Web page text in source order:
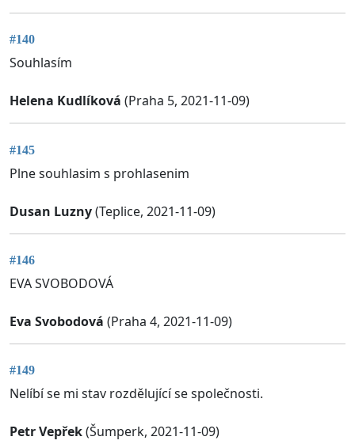
#140
Souhlasím
Helena Kudlíková (Praha 5, 2021-11-09)
#145
Plne souhlasim s prohlasenim
Dusan Luzny(Teplice, 2021-11-09)
#146
EVA SVOBODOVÁ
Eva Svobodová (Praha 4, 2021-11-09)
#149
Nelíbí se mi stav rozdělující se společnosti.
Petr Vepřek(Šumperk, 2021-11-09)